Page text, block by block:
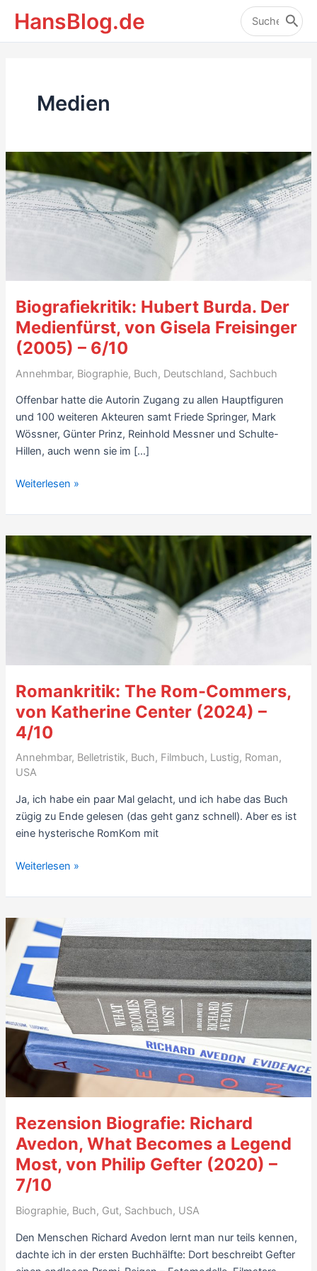
Inhalt
springen
HansBlog.de
Search
for:
Medien
Biografiekritik: Hubert Burda. Der
Medienfürst, von Gisela Freisinger
(2005) – 6/10
Annehmbar, Biographie, Buch, Deutschland, Sachbuch
Offenbar hatte die Autorin Zugang zu allen Hauptfiguren
und 100 weiteren Akteuren samt Friede Springer, Mark
Wössner, Günter Prinz, Reinhold Messner und Schulte-
Hillen, auch wenn sie im […]
Biografiekritik:
Burda.
Der
Medienfürst,
von
Gisela
Freisinger
Weiterlesen »
Romankritik: The Rom-Commers,
von Katherine Center (2024) –
4/10
Annehmbar, Belletristik, Buch, Filmbuch, Lustig, Roman,
USA
Ja, ich habe ein paar Mal gelacht, und ich habe das Buch
zügig zu Ende gelesen (das geht ganz schnell). Aber es ist
eine hysterische RomKom mit
Romankritik:
Rom-
Commers,
von
Katherine
Center
(2024)
4/10
Weiterlesen »
Rezension Biografie: Richard
Avedon, What Becomes a Legend
Most, von Philip Gefter (2020) –
7/10
Biographie, Buch, Gut, Sachbuch, USA
Den Menschen Richard Avedon lernt man nur teils kennen,
dachte ich in der ersten Buchhälfte: Dort beschreibt Gefter